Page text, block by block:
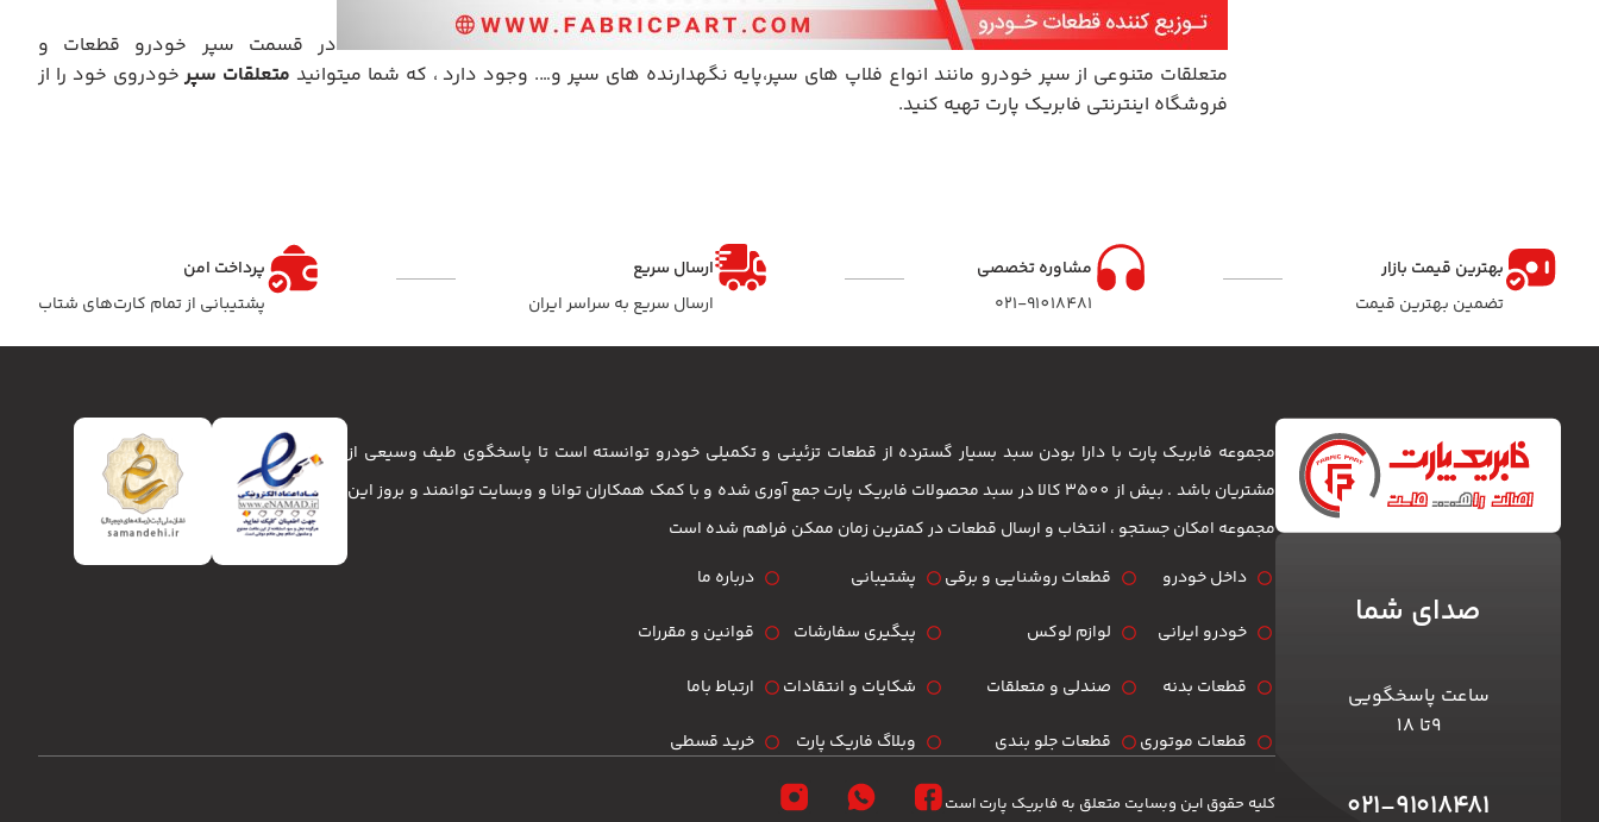
در قسمت سپر خودرو قطعات و
متعلقات متنوعی از سپر خودرو مانند انواع فلاپ های سپر،پایه نگهدارنده های سپر و…. وجود دارد ، که شما میتوانید متعلقات سپرخودروی خود را از
فروشگاه اینترنتی فابریک پارت تهیه کنید.
بهترین قیمت بازار
تضمین بهترین قیمت
مشاوره تخصصی
۰۲۱-91018481
ارسال سریع
ارسال سریع به سراسر ایران
پرداخت امن
پشتیبانی از تمام کارت‌های شتاب
صدای شما
ساعت پاسخگویی
۹تا ۱۸
۰۲۱-۹۱۰۱۸۴۸۱
مجموعه فابریک پارت با دارا بودن سبد بسیار گسترده از قطعات تزئینی و تکمیلی خودرو توانسته است تا پاسخگوی طیف وسیعی از
مشتریان باشد . بیش از 3500 کالا در سبد محصولات فابریک پارت جمع آوری شده و با کمک همکاران توانا و وبسایت توانمند و بروز این
مجموعه امکان جستجو ، انتخاب و ارسال قطعات در کمترین زمان ممکن فراهم شده است
داخل خودرو
خودرو ایرانی
قطعات بدنه
قطعات موتوری
قطعات روشنایی و برقی
لوازم لوکس
صندلی و متعلقات
قطعات جلو بندی
پشتیبانی
پیگیری سفارشات
شکایات و انتقادات
وبلاگ فاریک پارت
درباره ما
قوانین و مقررات
ارتباط باما
خرید قسطی
کلیه حقوق این وبسایت متعلق به فابریک پارت است